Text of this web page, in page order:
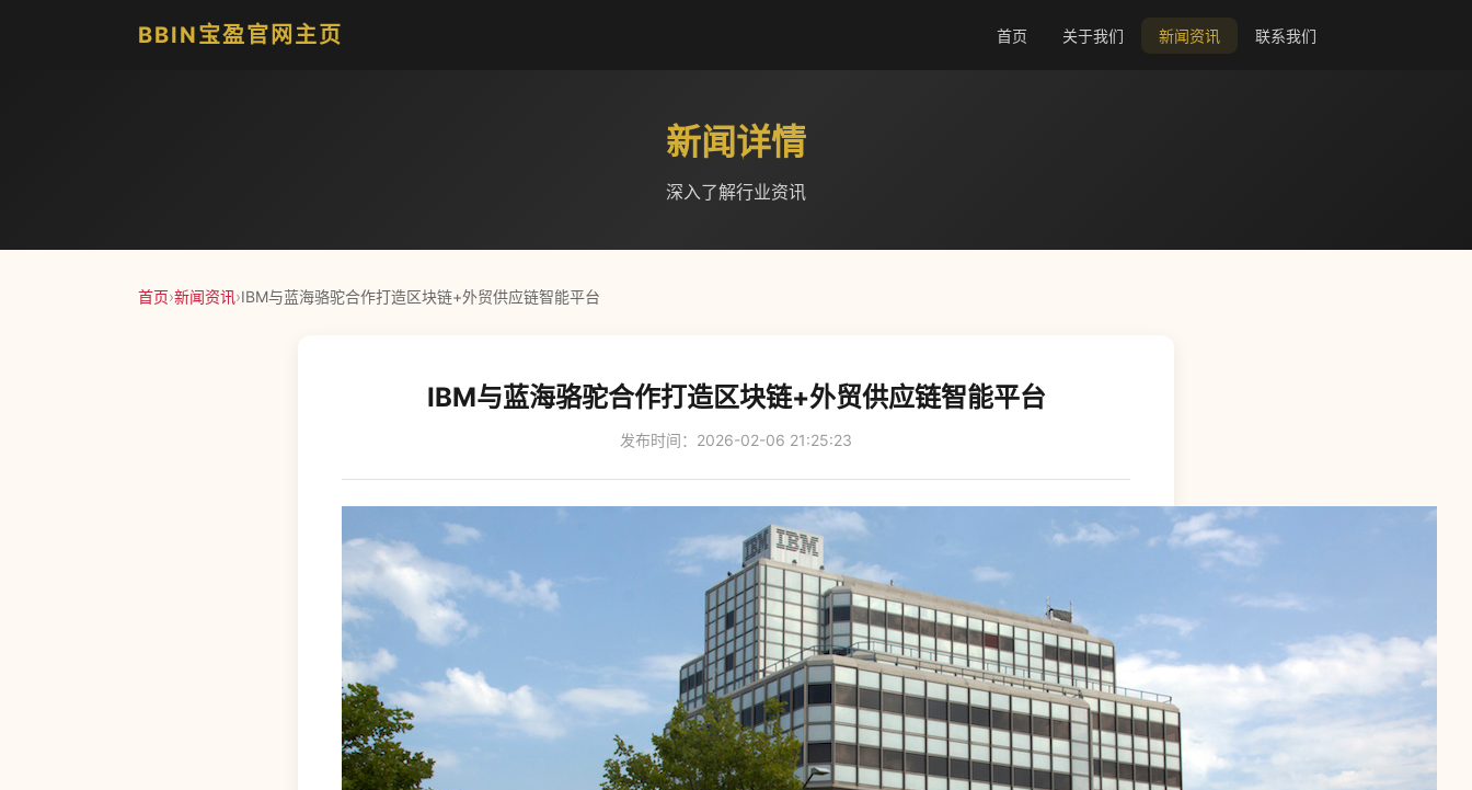
BBIN宝盈官网主页 首页 关于我们 新闻资讯 联系我们
新闻详情
深入了解行业资讯
首页›新闻资讯›IBM与蓝海骆驼合作打造区块链+外贸供应链智能平台
IBM与蓝海骆驼合作打造区块链+外贸供应链智能平台
发布时间：2026-02-06 21:25:23